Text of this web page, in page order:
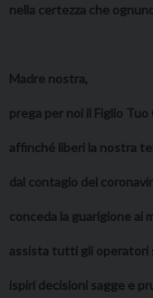
nella certezza che
Madre nostra,
prega per noi il Figlio Tuo
affinché liberi la nostra
dal contagio del
conceda la guarigione ai
assista tutti gli operatori
ispiri decisioni sagge e